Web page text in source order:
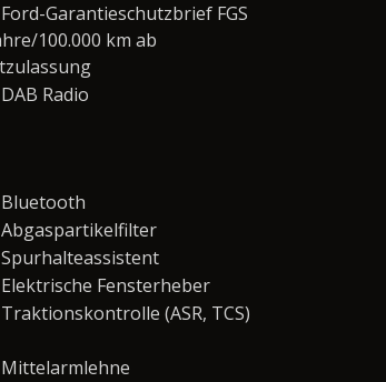
Ford-Garantieschutzbrief FGS
100.000 km ab
DAB Radio
Bluetooth
Abgaspartikelfilter
Spurhalteassistent
Elektrische Fensterheber
Traktionskontrolle (ASR, TCS)
Mittelarmlehne